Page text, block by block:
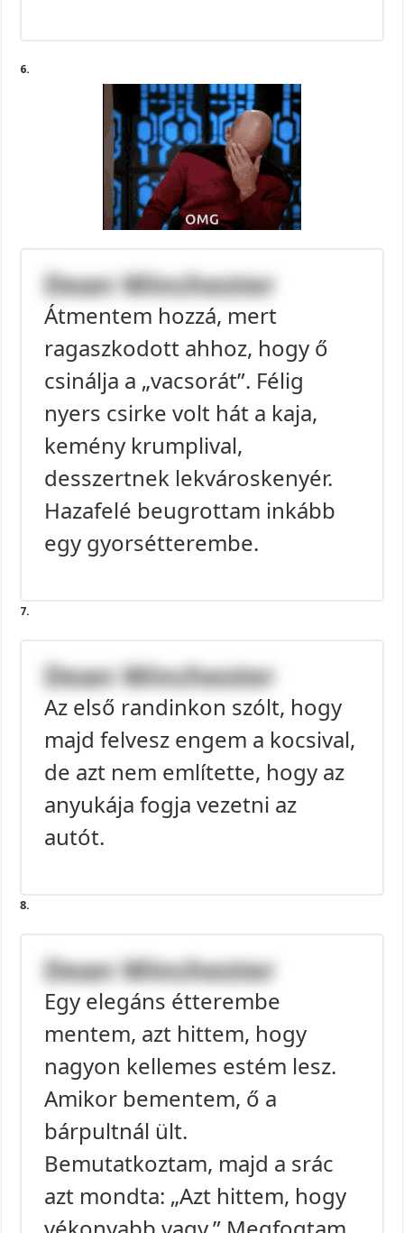
6.
Dean Winchester
Átmentem hozzá, mert
ragaszkodott ahhoz, hogy ő
csinálja a „vacsorát”. Félig
nyers csirke volt hát a kaja,
kemény krumplival,
desszertnek lekvároskenyér.
Hazafelé beugrottam inkább
egy gyorsétterembe.
7.
Dean Winchester
Az első randinkon szólt, hogy
majd felvesz engem a kocsival,
de azt nem említette, hogy az
anyukája fogja vezetni az
autót.
8.
Dean Winchester
Egy elegáns étterembe
mentem, azt hittem, hogy
nagyon kellemes estém lesz.
Amikor bementem, ő a
bárpultnál ült.
Bemutatkoztam, majd a srác
azt mondta: „Azt hittem, hogy